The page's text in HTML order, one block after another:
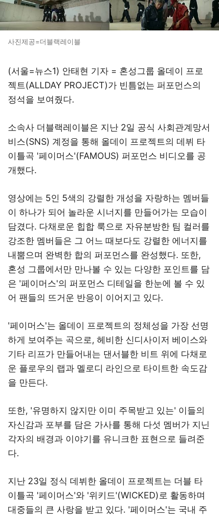
사진제공=더블랙레이블
(서울=뉴스1) 안태현 기자 = 혼성그룹 올데이 프로
젝트(ALLDAY PROJECT)가 빈틈없는 퍼포먼스의
정석을 보여줬다.
소속사 더블랙레이블은 지난 2일 공식 사회관계망서
비스(SNS) 계정을 통해 올데이 프로젝트의 데뷔 타
이틀곡 '페이머스'(FAMOUS) 퍼포먼스 비디오를 공
개했다.
영상에는 5인 5색의 강렬한 개성을 자랑하는 멤버들
이 하나가 되어 놀라운 시너지를 만들어가는 모습이
담겼다. 다채로운 힙합 룩으로 자유분방한 팀 컬러를
강조한 멤버들은 그 어느 때보다도 강렬한 에너지를
내뿜으며 완벽한 합의 퍼포먼스를 완성했다. 또한,
혼성 그룹에서만 만나볼 수 있는 다양한 포인트를 담
은 '페이머스'의 퍼포먼스 디테일을 한눈에 볼 수 있
어 팬들의 뜨거운 반응이 이어지고 있다.
'페이머스'는 올데이 프로젝트의 정체성을 가장 선명
하게 보여주는 곡으로, 헤비한 신디사이저 베이스와
기타 리프가 만들어내는 댄서블한 비트 위에 다채로
운 플로우의 랩과 멜로디 라인으로 타이트한 속도감
을 만든다.
또한, '유명하지 않지만 이미 주목받고 있는' 이들의
자신감과 포부를 담은 가사를 통해 다섯 멤버가 지닌
각자의 배경과 이야기를 유니크한 표현으로 들려준
다.
지난 23일 정식 데뷔한 올데이 프로젝트는 더블 타
이틀곡 '페이머스'와 '위키드'(WICKED)로 활동하며
대중들의 큰 사랑을 받고 있다. '페이머스'는 국내 주